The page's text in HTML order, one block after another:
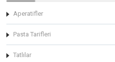
Aperatifler
Pasta Tarifleri
Tatlılar